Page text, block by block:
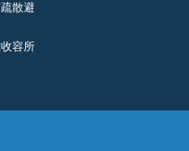
散避
容所